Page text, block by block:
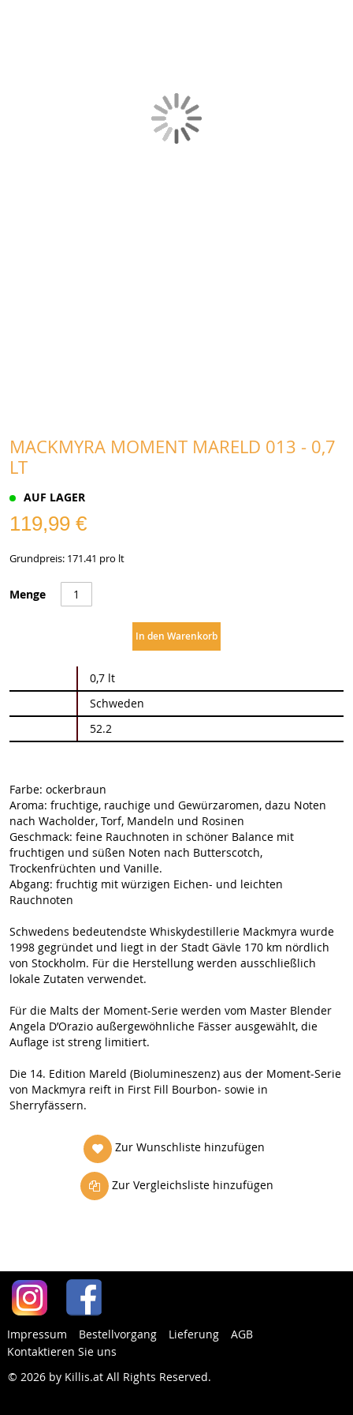
MACKMYRA MOMENT MARELD 013 - 0,7
LT
AUF LAGER
119,99 €
Grundpreis: 171.41 pro lt
Menge
In den Warenkorb
Informationen
0,7 lt
Schweden
52.2
Farbe: ockerbraun
Aroma: fruchtige, rauchige und Gewürzaromen, dazu Noten
nach Wacholder, Torf, Mandeln und Rosinen
Geschmack: feine Rauchnoten in schöner Balance mit
fruchtigen und süßen Noten nach Butterscotch,
Trockenfrüchten und Vanille.
Abgang: fruchtig mit würzigen Eichen- und leichten
Rauchnoten
Schwedens bedeutendste Whiskydestillerie Mackmyra wurde
1998 gegründet und liegt in der Stadt Gävle 170 km nördlich
von Stockholm. Für die Herstellung werden ausschließlich
lokale Zutaten verwendet.
Für die Malts der Moment-Serie werden vom Master Blender
Angela D’Orazio außergewöhnliche Fässer ausgewählt, die
Auflage ist streng limitiert.
Die 14. Edition Mareld (Biolumineszenz) aus der Moment-Serie
von Mackmyra reift in First Fill Bourbon- sowie in
Sherryfässern.
Zur Wunschliste hinzufügen
Zur Vergleichsliste hinzufügen
Impressum Bestellvorgang Lieferung
AGB
Kontaktieren Sie uns
© 2026 by Killis.at All Rights Reserved.